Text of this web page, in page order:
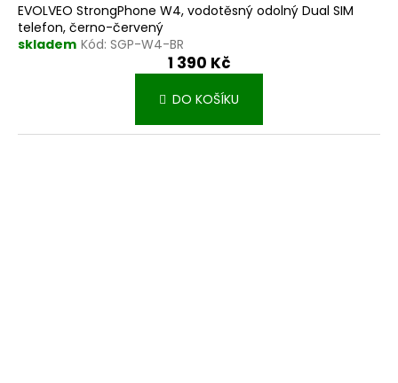
EVOLVEO StrongPhone W4, vodotěsný odolný Dual SIM
telefon, černo-červený
skladem Kód: SGP-W4-BR
1 390 Kč
DO KOŠÍKU